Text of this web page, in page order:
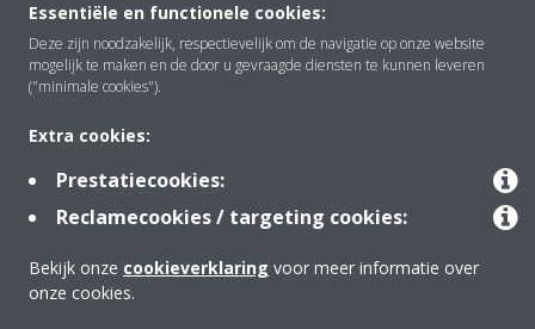
Oplossingen
Contact
Producten
Essentiële en functionele cookies:
Deze zijn noodzakelijk, respectievelijk om de navigatie op onze website
mogelijk te maken en de door u gevraagde diensten te kunnen leveren
("minimale cookies").
Extra cookies:
Prestatiecookies:
Reclamecookies / targeting cookies:
Bekijk onze cookieverklaring voor meer informatie over
onze cookies.